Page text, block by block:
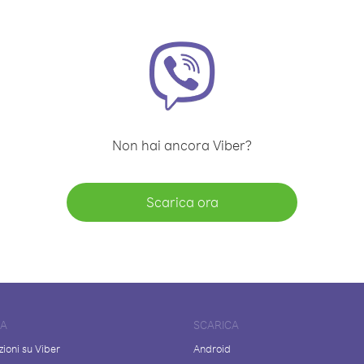
Non hai ancora Viber?
Scarica ora
su Viber
SCARICA
Android